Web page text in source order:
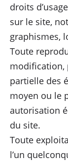
droits
sur le site,
graphismes,
Toute
modification,
partielle des
moyen ou le
autorisation
du site.
Toute
l’un